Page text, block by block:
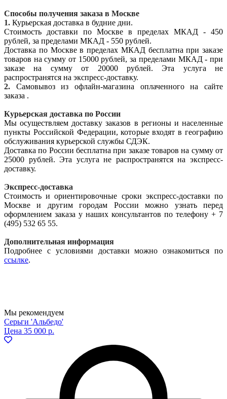
Способы получения заказа в Москве
1. Курьерская доставка в будние дни.
Стоимость доставки по Москве в пределах МКАД - 450
рублей, за пределами МКАД - 550 рублей.
Доставка по Москве в пределах МКАД бесплатна при заказе
товаров на сумму от 15000 рублей, за пределами МКАД - при
заказе на сумму от 20000 рублей. Эта услуга не
распространятся на экспресс-доставку.
2.
Самовывоз из офлайн-магазина оплаченного на сайте
заказа .
Курьерская доставка по России
Мы осуществляем доставку заказов в регионы и населенные
пункты Российской Федерации, которые входят в географию
обслуживания курьерской службы СДЭК.
Доставка по России бесплатна при заказе товаров на сумму от
25000 рублей. Эта услуга не распространятся на экспресс-
доставку.
Экспресс-доставка
Стоимость и ориентировочные сроки экспресс-доставки по
Москве и другим городам России можно узнать перед
оформлением заказа у наших консультантов по телефону + 7
(495) 532 65 55.
Дополнительная информация
Подробнее с условиями доставки можно ознакомиться по
ссылке.
Мы рекомендуем
Серьги 'Альбедо'
Цена 35 000 р.